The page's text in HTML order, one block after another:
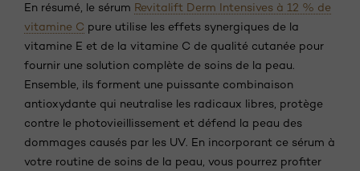
En résumé, le sérum Revitalift Derm Intensives à 12 % de
vitamine C pure utilise les effets synergiques de la
vitamine E et de la vitamine C de qualité cutanée pour
fournir une solution complète de soins de la peau.
Ensemble, ils forment une puissante combinaison
antioxydante qui neutralise les radicaux libres, protège
contre le photovieillissement et défend la peau des
dommages causés par les UV. En incorporant ce sérum à
votre routine de soins de la peau, vous pourrez profiter